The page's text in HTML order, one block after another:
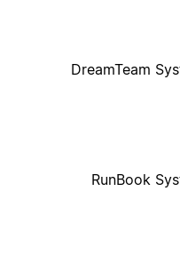
DreamTeam
RunBook